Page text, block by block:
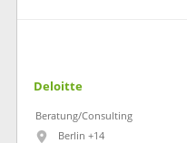
Deloitte
Beratung/Consulting
Berlin +14